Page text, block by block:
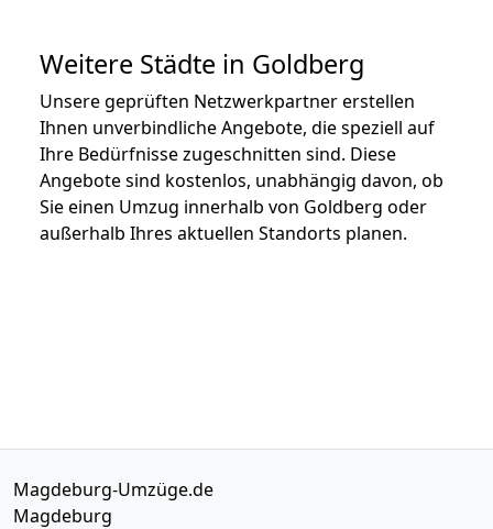
Weitere Städte in Goldberg
Unsere geprüften Netzwerkpartner erstellen
Ihnen unverbindliche Angebote, die speziell auf
Ihre Bedürfnisse zugeschnitten sind. Diese
Angebote sind kostenlos, unabhängig davon, ob
Sie einen Umzug innerhalb von Goldberg oder
außerhalb Ihres aktuellen Standorts planen.
Magdeburg-Umzüge.de
Magdeburg